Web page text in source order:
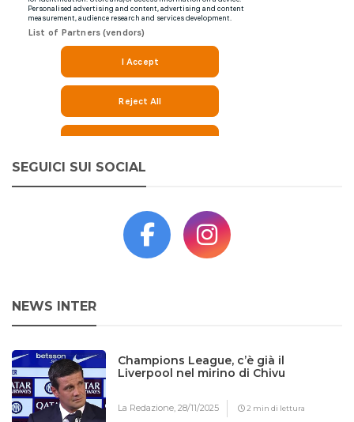
SEGUICI SUI SOCIAL
NEWS INTER
Champions League, c’è già il
Liverpool nel mirino di Chivu
La Redazione,28/11/2025 2 min di lettura